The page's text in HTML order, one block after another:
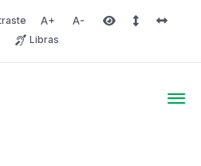
Aumentar fonte
Diminuir fonteÁrea selecionada
Espaço
Libras